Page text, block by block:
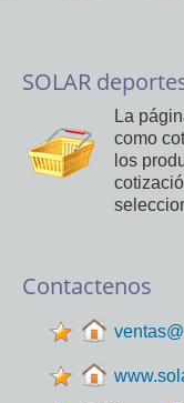
SOLAR
La
como
los
Contactenos